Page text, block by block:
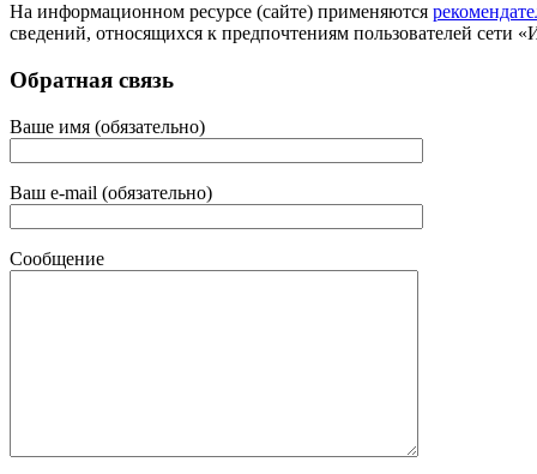
На информационном ресурсе (сайте) применяются
сведений, относящихся к предпочтениям пользователей сети
Обратная связь
Ваше имя (обязательно)
Ваш e-mail (обязательно)
Сообщение